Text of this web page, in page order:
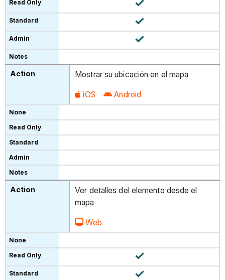
Mostrar su ubicación en el mapa
iOS Android
Ver detalles del elemento desde el
mapa
Web